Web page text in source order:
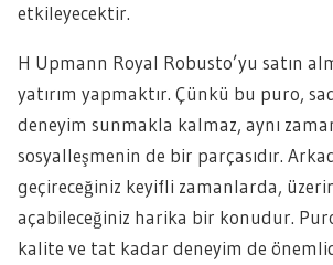
etkileyecektir.
H Upmann Royal Robusto’yu satın
yatırım yapmaktır. Çünkü bu puro,
deneyim sunmakla kalmaz, aynı
sosyalleşmenin de bir parçasıdır.
geçireceğiniz keyifli zamanlarda,
açabileceğiniz harika bir konudur.
kalite ve tat kadar deneyim de